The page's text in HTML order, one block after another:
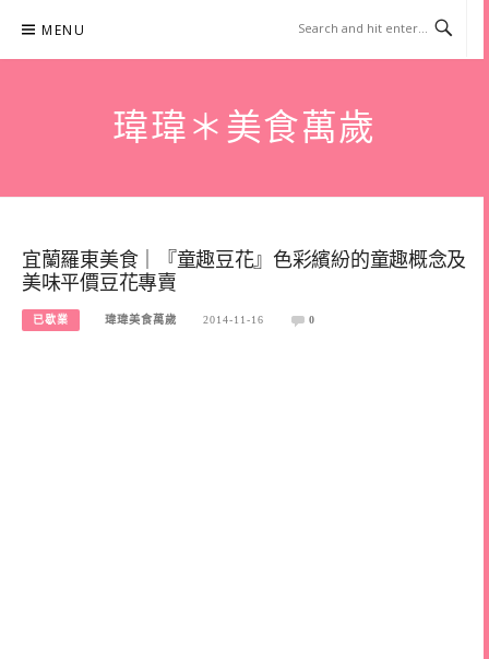
content
MENU
瑋瑋＊美食萬歲
宜蘭羅東美食｜『童趣豆花』色彩繽紛的童趣概念及
美味平價豆花專賣
已歇業 瑋瑋美食萬歲 2014-11-16 0